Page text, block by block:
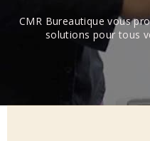
CMR Bureautique vous
solutions pour tous